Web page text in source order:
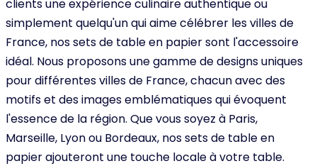
clients une expérience culinaire authentique ou
simplement quelqu'un qui aime célébrer les villes de
France, nos sets de table en papier sont l'accessoire
idéal. Nous proposons une gamme de designs uniques
pour différentes villes de France, chacun avec des
motifs et des images emblématiques qui évoquent
l'essence de la région. Que vous soyez à Paris,
Marseille, Lyon ou Bordeaux, nos sets de table en
papier ajouteront une touche locale à votre table.